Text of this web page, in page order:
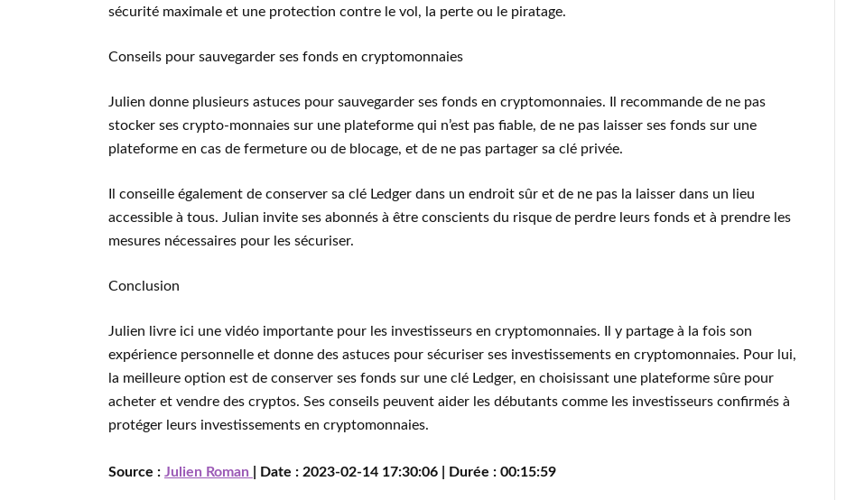
sécurité maximale et une protection contre le vol, la perte ou le piratage.
Conseils pour sauvegarder ses fonds en cryptomonnaies
Julien donne plusieurs astuces pour sauvegarder ses fonds en cryptomonnaies. Il recommande de ne pas
stocker ses crypto-monnaies sur une plateforme qui n’est pas fiable, de ne pas laisser ses fonds sur une
plateforme en cas de fermeture ou de blocage, et de ne pas partager sa clé privée.
Il conseille également de conserver sa clé Ledger dans un endroit sûr et de ne pas la laisser dans un lieu
accessible à tous. Julian invite ses abonnés à être conscients du risque de perdre leurs fonds et à prendre les
mesures nécessaires pour les sécuriser.
Conclusion
Julien livre ici une vidéo importante pour les investisseurs en cryptomonnaies. Il y partage à la fois son
expérience personnelle et donne des astuces pour sécuriser ses investissements en cryptomonnaies. Pour lui,
la meilleure option est de conserver ses fonds sur une clé Ledger, en choisissant une plateforme sûre pour
acheter et vendre des cryptos. Ses conseils peuvent aider les débutants comme les investisseurs confirmés à
protéger leurs investissements en cryptomonnaies.
Source : Julien Roman | Date : 2023-02-14 17:30:06 | Durée : 00:15:59